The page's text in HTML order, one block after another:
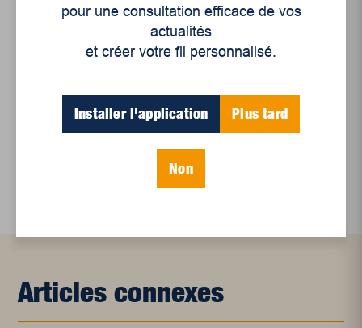
Le sommeil, nouveau défi de santé publique
Mots-clés
autochtones femmes autochtones
Articles connexes
pour une consultation efficace de vos
actualités
et créer votre fil personnalisé.
Installer l'application Plus tard
Non